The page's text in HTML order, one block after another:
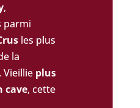
,
parmi
les plus
la
Vieillie plus
cave, cette